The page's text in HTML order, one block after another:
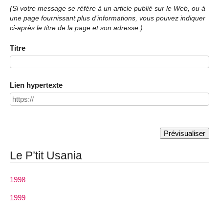
(Si votre message se réfère à un article publié sur le Web, ou à
une page fournissant plus d’informations, vous pouvez indiquer
ci-après le titre de la page et son adresse.)
Titre
Lien hypertexte
Le P’tit Usania
1998
1999